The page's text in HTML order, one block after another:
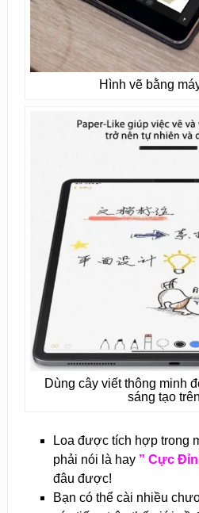
Hình vẽ bằng
Dùng cây viết thông minh
sáng tạo
Loa được tích hợp trong
phải nói là hay” Cực
đâu được!
Bạn có thể cài nhiều